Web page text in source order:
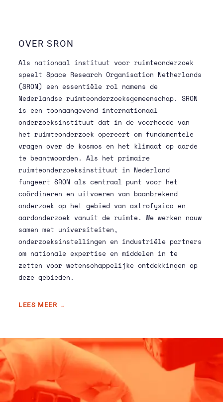
OVER SRON
Als nationaal instituut voor ruimteonderzoek
speelt Space Research Organisation Netherlands
(SRON) een essentiële rol namens de
Nederlandse ruimteonderzoeksgemeenschap. SRON
is een toonaangevend internationaal
onderzoeksinstituut dat in de voorhoede van
het ruimteonderzoek opereert om fundamentele
vragen over de kosmos en het klimaat op aarde
te beantwoorden. Als het primaire
ruimteonderzoeksinstituut in Nederland
fungeert SRON als centraal punt voor het
coördineren en uitvoeren van baanbrekend
onderzoek op het gebied van astrofysica en
aardonderzoek vanuit de ruimte. We werken nauw
samen met universiteiten,
onderzoeksinstellingen en industriële partners
om nationale expertise en middelen in te
zetten voor wetenschappelijke ontdekkingen op
deze gebieden.
LEES MEER